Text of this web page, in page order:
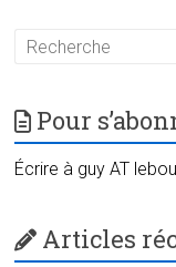
Pour
Écrire à guy AT
Articles